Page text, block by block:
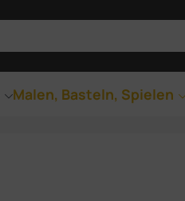
Malen, Basteln, Spielen